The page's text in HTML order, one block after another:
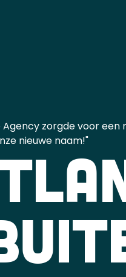
zorgde voor
nieuwe naam!"